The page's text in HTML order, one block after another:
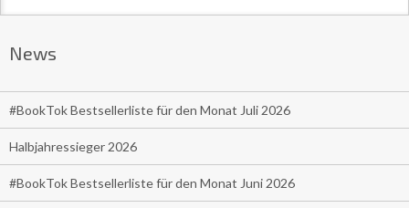
News
#BookTok Bestsellerliste für den Monat Juli 2026
Halbjahressieger 2026
#BookTok Bestsellerliste für den Monat Juni 2026